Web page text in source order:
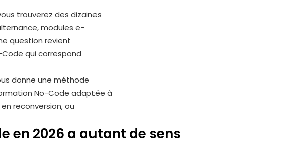
trouverez des dizaines
modules e-
question revient
qui correspond
donne une méthode
No-Code adaptée à
reconversion, ou
en 2026 a autant de sens